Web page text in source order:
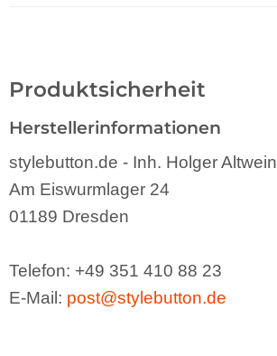
Produktsicherheit
Herstellerinformationen
stylebutton.de - Inh. Holger Altwein
Am Eiswurmlager 24
01189 Dresden
Telefon: +49 351 410 88 23
E-Mail: post@stylebutton.de